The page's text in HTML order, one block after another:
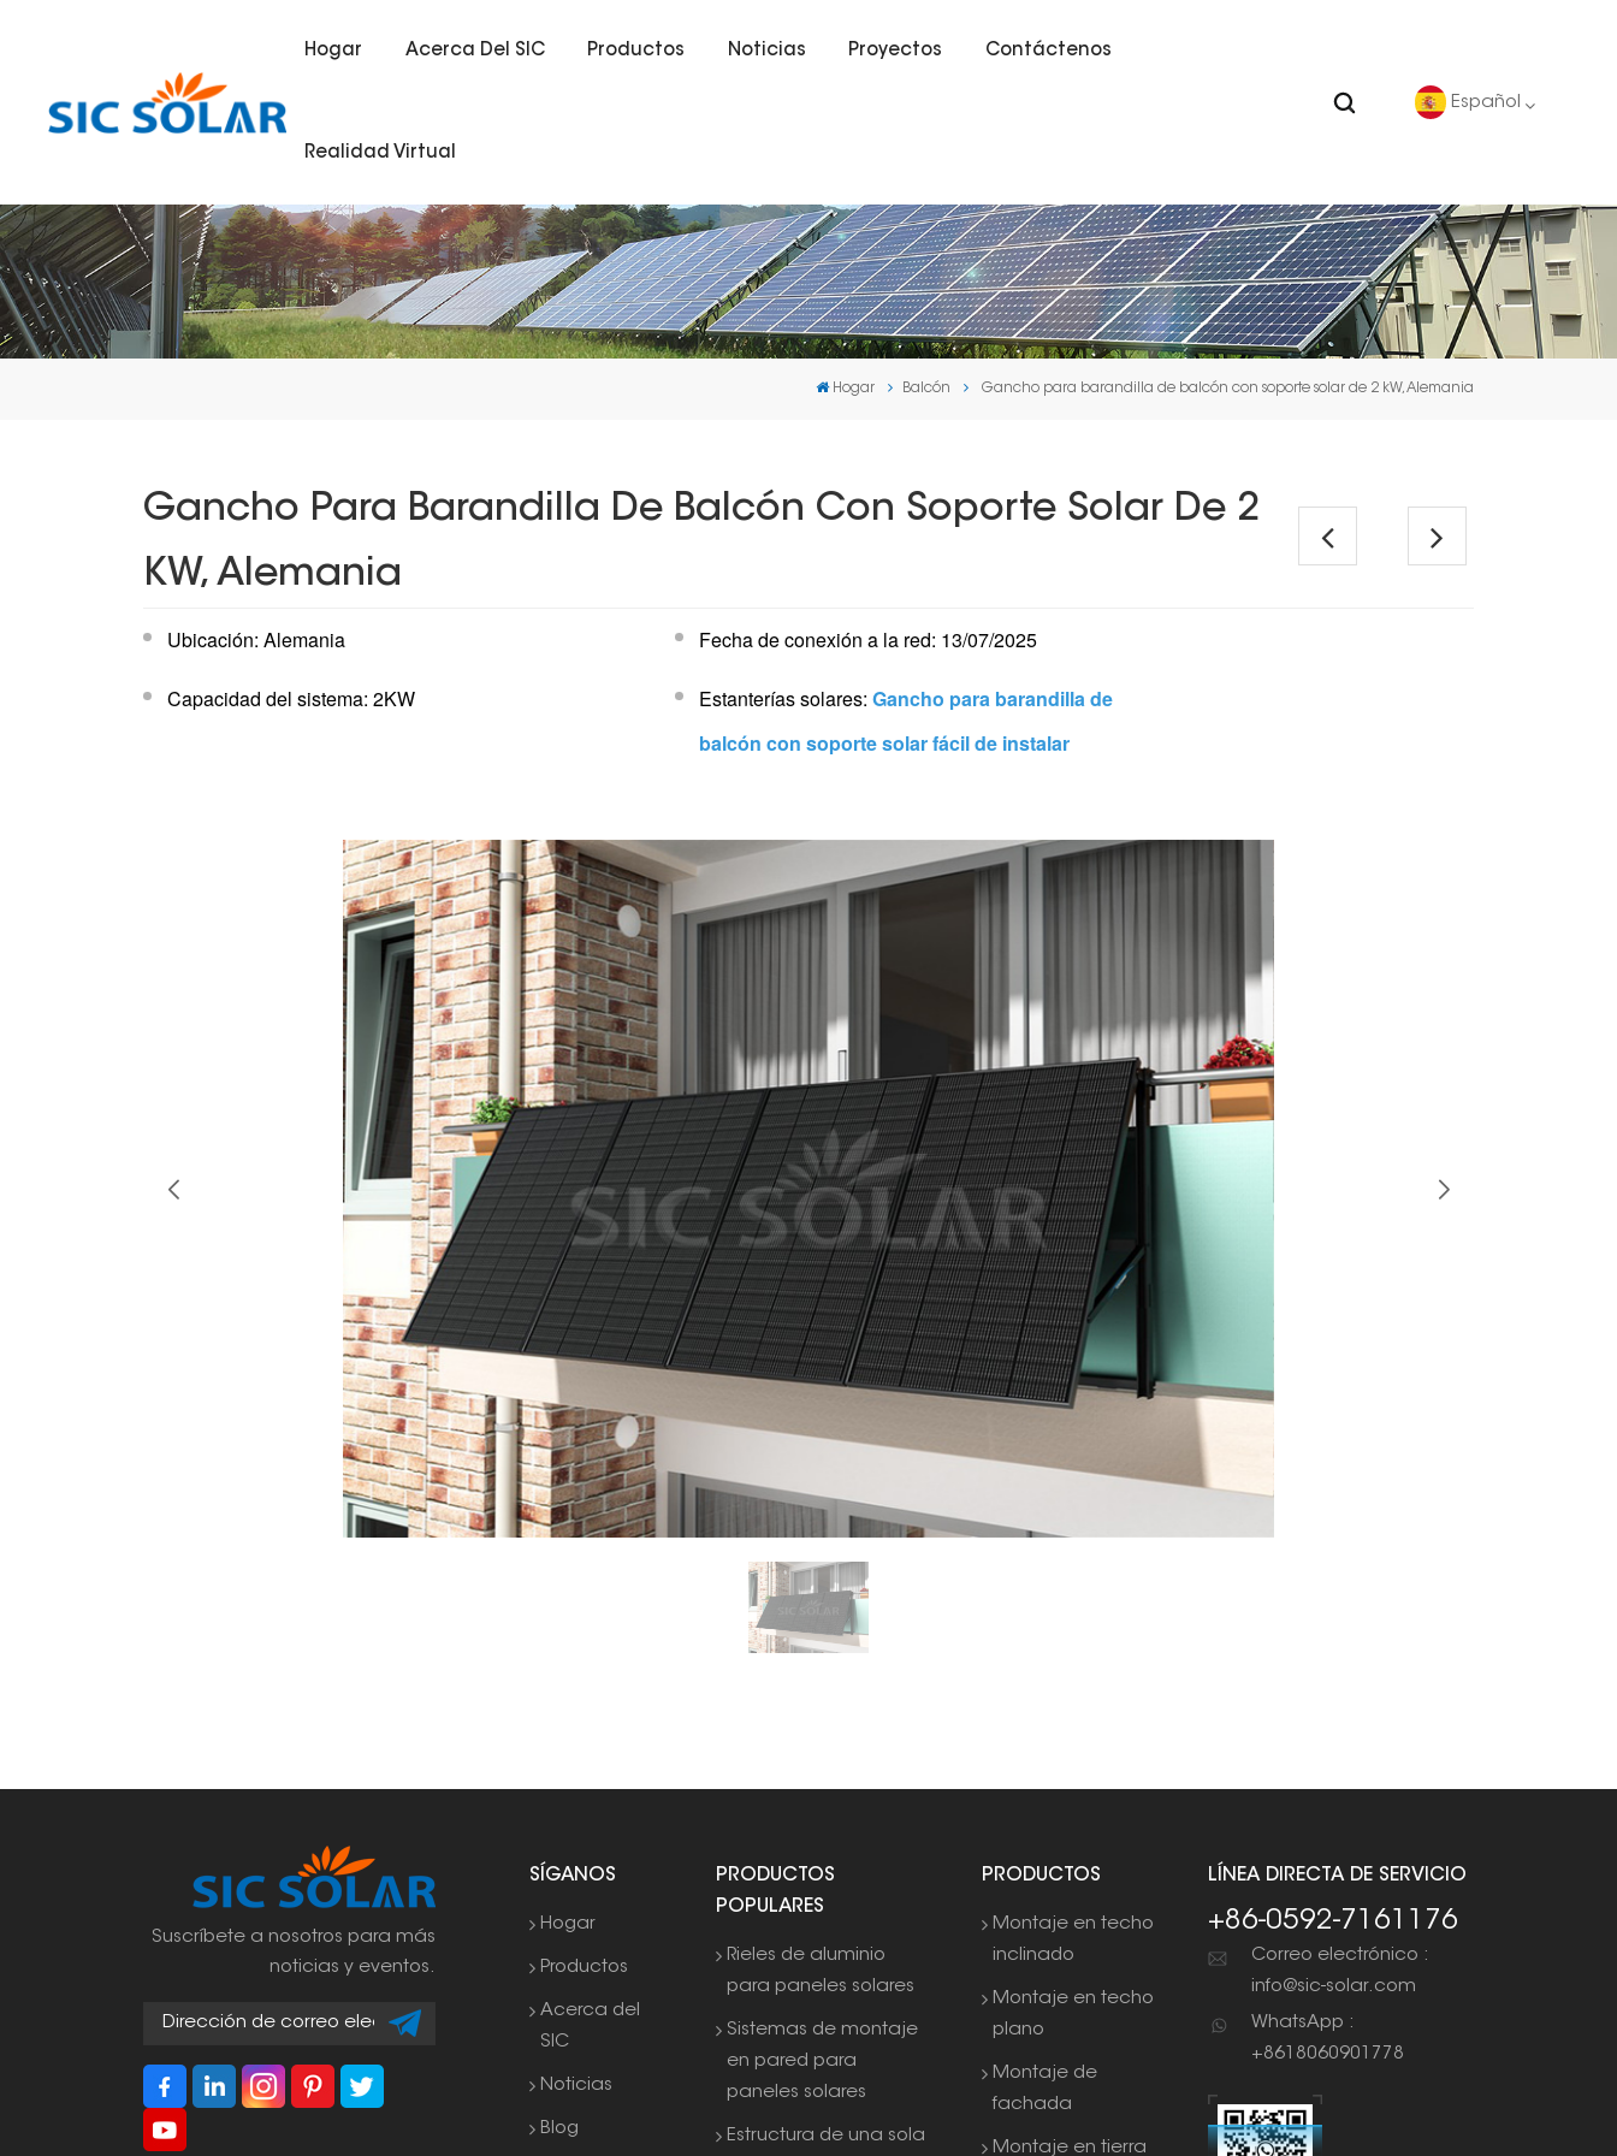
Hogar Acerca Del SIC Productos Noticias Proyectos Contáctenos
Realidad Virtual
Español
English
Deutsch
español
português
Hogar Balcón Gancho para barandilla de balcón con soporte solar de 2 kW, Alemania
Gancho Para Barandilla De Balcón Con Soporte Solar De 2
KW, Alemania
Ubicación: Alemania Fecha de conexión a la red: 13/07/2025
Capacidad del sistema: 2KW Estanterías solares:Gancho para barandilla de
balcón con soporte solar fácil de instalar
Suscríbete a nosotros para más
noticias y eventos.
SÍGANOS
Hogar
Productos
Acerca del
SIC
Noticias
Blog
PRODUCTOS
POPULARES
Rieles de aluminio
para paneles solares
Sistemas de montaje
en pared para
paneles solares
Estructura de una sola
PRODUCTOS
Montaje en techo
inclinado
Montaje en techo
plano
Montaje de
fachada
Montaje en tierra
LÍNEA DIRECTA DE SERVICIO
+86-0592-7161176
Correo electrónico :
info@sic-solar.com
WhatsApp :
+8618060901778